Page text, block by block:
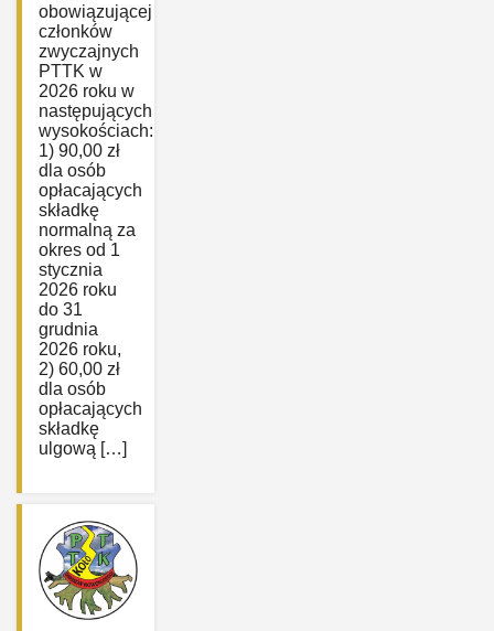
obowiązującej
członków
zwyczajnych
PTTK w
2026 roku w
następujących
wysokościach:
1) 90,00 zł
dla osób
opłacających
składkę
normalną za
okres od 1
stycznia
2026 roku
do 31
grudnia
2026 roku,
2) 60,00 zł
dla osób
opłacających
składkę
ulgową […]